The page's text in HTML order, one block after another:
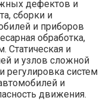
дефектов и
сборки и
и приборов
обработка,
Статическая и
и узлов сложной
регулировка систем
и
движения.